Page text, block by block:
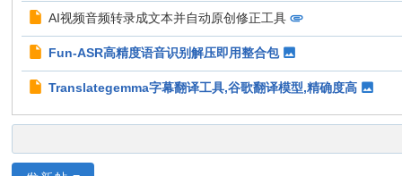
AI视频音频转录成文本并自动原创修正工具
Fun-ASR高精度语音识别解压即用整合包
Translategemma字幕翻译工具,谷歌翻译模型,精确度高